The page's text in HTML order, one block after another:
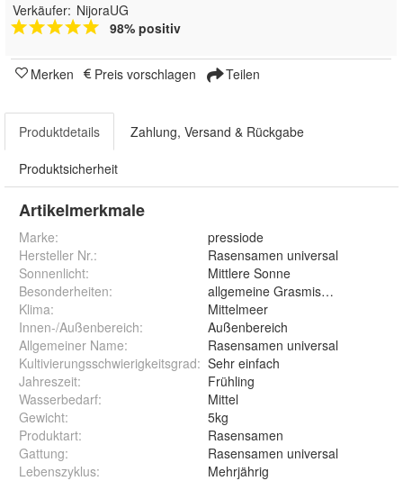
Verkäufer: NijoraUG
98% positiv
Merken Preis vorschlagen Teilen
Produktdetails Zahlung, Versand & Rückgabe
Produktsicherheit
Artikelmerkmale
Marke:
pressiode
Hersteller Nr.:
Rasensamen universal
Sonnenlicht:
Mittlere Sonne
Besonderheiten:
allgemeine Grasmischung
Klima:
Mittelmeer
Innen-/Außenbereich:
Außenbereich
Allgemeiner Name:
Rasensamen universal
Kultivierungsschwierigkeitsgrad: Sehr einfach
Jahreszeit:
Frühling
Wasserbedarf:
Mittel
Gewicht:
5kg
Produktart:
Rasensamen
Gattung:
Rasensamen universal
Lebenszyklus: Mehrjährig